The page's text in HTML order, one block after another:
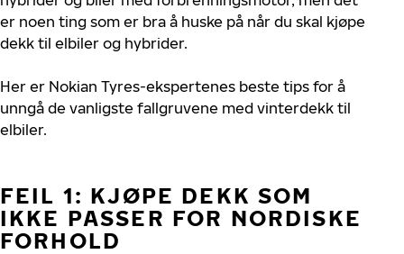
er noen ting som er bra å huske på når du skal kjøpe
dekk til elbiler og hybrider.
Her er Nokian Tyres-ekspertenes beste tips for å
unngå de vanligste fallgruvene med vinterdekk til
elbiler.
FEIL 1: KJØPE DEKK SOM
IKKE PASSER FOR NORDISKE
FORHOLD